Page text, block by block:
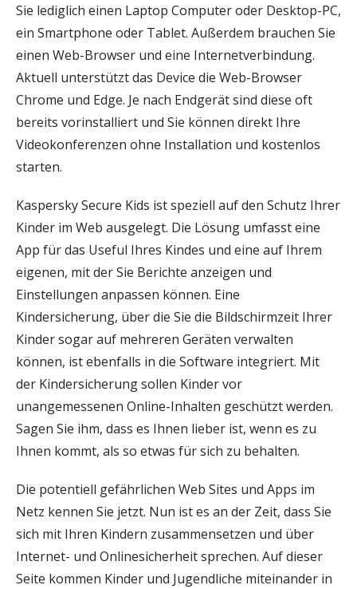
Sie lediglich einen Laptop Computer oder Desktop-PC,
ein Smartphone oder Tablet. Außerdem brauchen Sie
einen Web-Browser und eine Internetverbindung.
Aktuell unterstützt das Device die Web-Browser
Chrome und Edge. Je nach Endgerät sind diese oft
bereits vorinstalliert und Sie können direkt Ihre
Videokonferenzen ohne Installation und kostenlos
starten.
Kaspersky Secure Kids ist speziell auf den Schutz Ihrer
Kinder im Web ausgelegt. Die Lösung umfasst eine
App für das Useful Ihres Kindes und eine auf Ihrem
eigenen, mit der Sie Berichte anzeigen und
Einstellungen anpassen können. Eine
Kindersicherung, über die Sie die Bildschirmzeit Ihrer
Kinder sogar auf mehreren Geräten verwalten
können, ist ebenfalls in die Software integriert. Mit
der Kindersicherung sollen Kinder vor
unangemessenen Online-Inhalten geschützt werden.
Sagen Sie ihm, dass es Ihnen lieber ist, wenn es zu
Ihnen kommt, als so etwas für sich zu behalten.
Die potentiell gefährlichen Web Sites und Apps im
Netz kennen Sie jetzt. Nun ist es an der Zeit, dass Sie
sich mit Ihren Kindern zusammensetzen und über
Internet- und Onlinesicherheit sprechen. Auf dieser
Seite kommen Kinder und Jugendliche miteinander in